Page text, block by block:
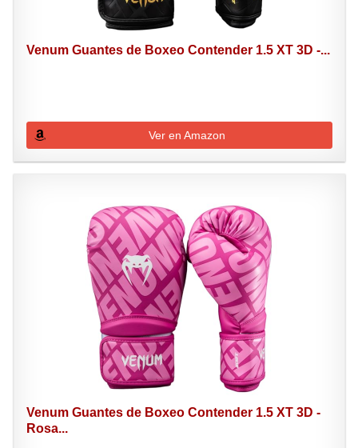
Venum Guantes de Boxeo Contender 1.5 XT 3D -...
Ver en Amazon
Venum Guantes de Boxeo Contender 1.5 XT 3D -
Rosa...